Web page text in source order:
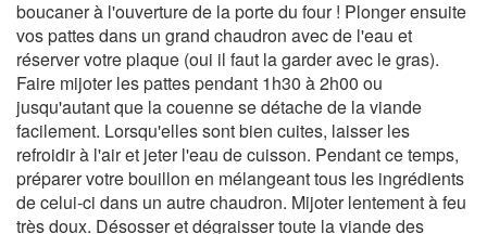
boucaner à l'ouverture de la porte du four ! Plonger ensuite
vos pattes dans un grand chaudron avec de l'eau et
réserver votre plaque (oui il faut la garder avec le gras).
Faire mijoter les pattes pendant 1h30 à 2h00 ou
jusqu'autant que la couenne se détache de la viande
facilement. Lorsqu'elles sont bien cuites, laisser les
refroidir à l'air et jeter l'eau de cuisson. Pendant ce temps,
préparer votre bouillon en mélangeant tous les ingrédients
de celui-ci dans un autre chaudron. Mijoter lentement à feu
très doux. Désosser et dégraisser toute la viande des